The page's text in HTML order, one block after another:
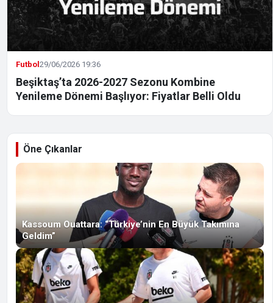
Futbol29/06/2026 19:36
Beşiktaş’ta 2026-2027 Sezonu Kombine
Yenileme Dönemi Başlıyor: Fiyatlar Belli Oldu
Öne Çıkanlar
Kassoum Ouattara: “Türkiye’nin En Büyük Takımına
Geldim”